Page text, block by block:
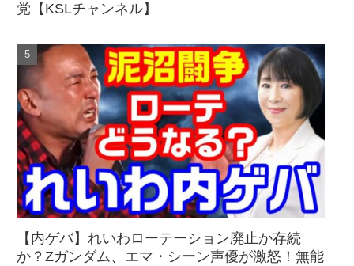
党【KSLチャンネル】
【内ゲバ】れいわローテーション廃止か存続
か？Zガンダム、エマ・シーン声優が激怒！無能